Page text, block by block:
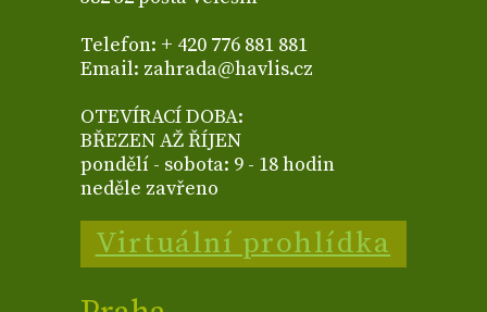
Telefon: + 420 776 881 881
Email: zahrada@havlis.cz
OTEVÍRACÍ DOBA:
BŘEZEN AŽ ŘÍJEN
pondělí - sobota: 9 - 18 hodin
neděle zavřeno
Virtuální prohlídka